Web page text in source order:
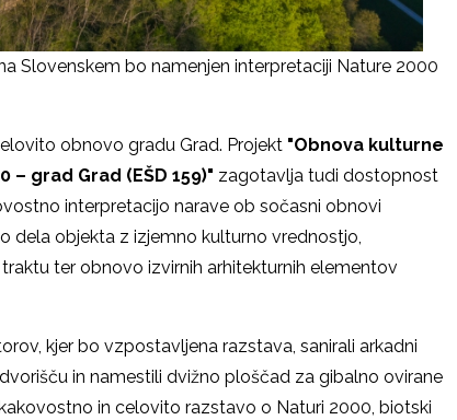
Slovenskem bo namenjen interpretaciji Nature 2000
obnovo gradu Grad. Projekt "Obnova kulturne
grad Grad (EŠD 159)" zagotavlja tudi dostopnost
interpretacijo narave ob sočasni obnovi
dela objekta z izjemno kulturno vrednostjo,
ter obnovo izvirnih arhitekturnih elementov
kjer bo vzpostavljena razstava, sanirali arkadni
in namestili dvižno ploščad za gibalno ovirane
in celovito razstavo o Naturi 2000, biotski